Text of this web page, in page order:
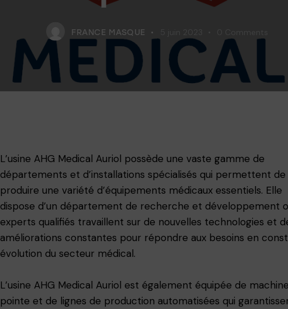
FRANCE MASQUE
L’usine AHG Medical Auriol possède une vaste gamme de
départements et d’installations spécialisés qui permettent de
produire une variété d’équipements médicaux essentiels. Elle
dispose d’un département de recherche et développement
experts qualifiés travaillent sur de nouvelles technologies et
améliorations constantes pour répondre aux besoins en
évolution du secteur médical.
L’usine AHG Medical Auriol est également équipée de
pointe et de lignes de production automatisées qui